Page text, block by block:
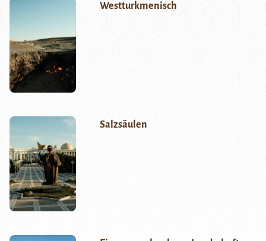
Westturkmenisch
Salzsäulen